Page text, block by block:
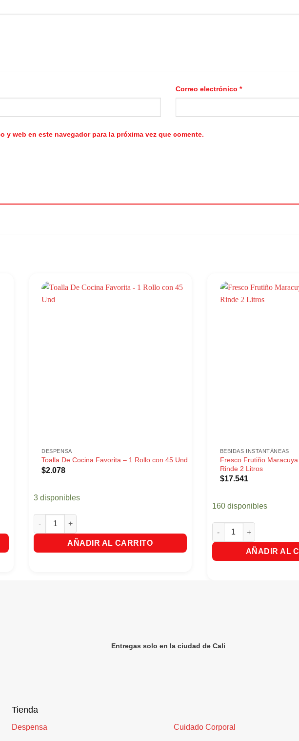
Correo electrónico *
y web en este navegador para la próxima vez que comente.
DESPENSA
Toalla De Cocina Favorita – 1 Rollo con 45 Und
$2.078
3 disponibles
Toalla De Cocina Favorita - 1 Rollo con 45 Und cantidad
AÑADIR AL CARRITO
BEBIDAS INSTANTÁNEAS
Fresco Frutiño
Rinde 2 Litros
$17.541
160 disponibles
Fresco Frutiño Maracuya
AÑADIR AL
Entregas solo en la ciudad de Cali
Tienda
Despensa Cuidado Corporal